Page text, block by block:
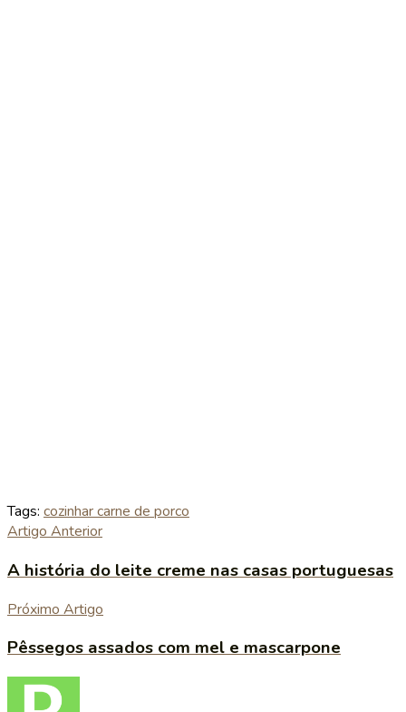
Tags: cozinhar carne de porco
Artigo Anterior
A história do leite creme nas casas portuguesas
Próximo Artigo
Pêssegos assados com mel e mascarpone